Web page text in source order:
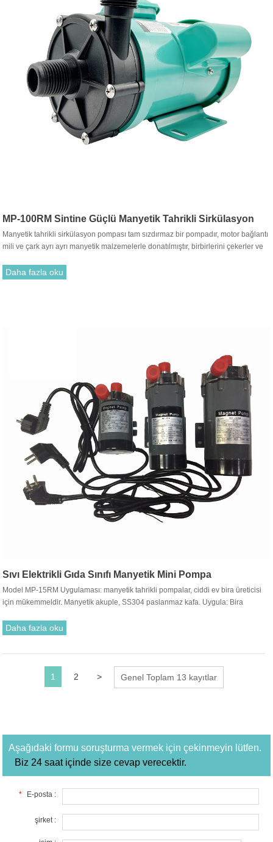
MP-100RM Sintine Güçlü Manyetik Tahrikli Sirkülasyon
Pompası
Manyetik tahrikli sirkülasyon pompası tam sızdırmaz bir pompadır, motor bağlantı
mili ve çark ayrı ayrı manyetik malzemelerle donatılmıştır, birbirlerini çekerler ve
dönüşü, tahrik mıknatısı ile tahrik mıknatısı arasındaki çekim yoluyla dönmesi için
Daha fazla oku
Sıvı Elektrikli Gıda Sınıfı Manyetik Mini Pompa
Model MP-15RM Uygulaması: manyetik tahrikli pompalar, ciddi ev bira üreticisi
için mükemmeldir. Manyetik akuple, SS304 paslanmaz kafa. Uygula: Bira
Daha fazla oku
1 2 > Genel Toplam 13 kayıtlar
Aşağıdaki formu soruşturma vermek için çekinmeyin lütfen.
Biz 24 saat içinde size cevap verecektir.
* E-posta :
şirket :